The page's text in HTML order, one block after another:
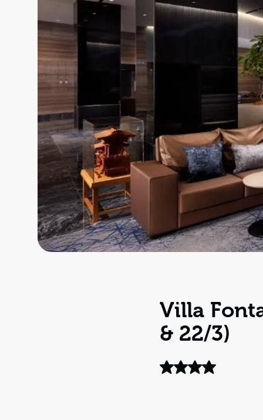
Villa
& 22/3)